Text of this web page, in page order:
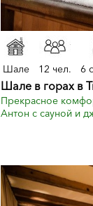
Шале 12 чел. 6
Шале в горах в
Прекрасное
Антон с сауной и